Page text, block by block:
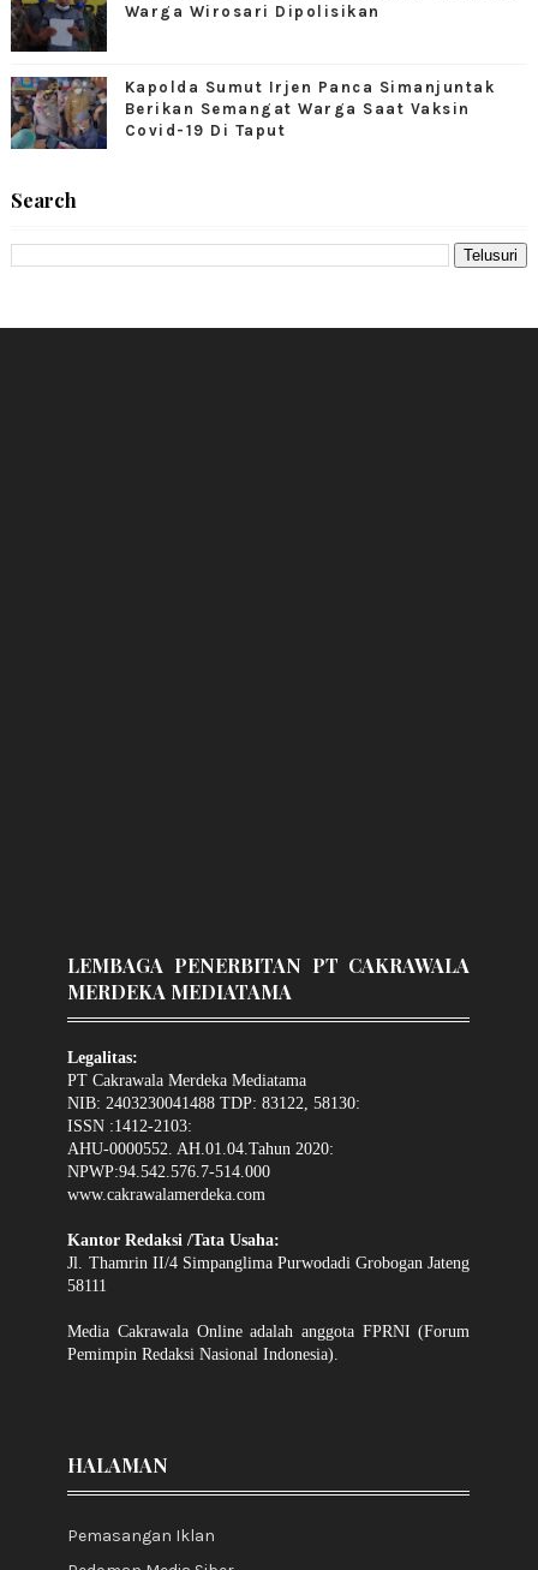
Warga Wirosari Dipolisikan
Kapolda Sumut Irjen Panca Simanjuntak
Berikan Semangat Warga Saat Vaksin
Covid-19 Di Taput
Search
LEMBAGA PENERBITAN PT CAKRAWALA
MERDEKA MEDIATAMA
Legalitas:
PT Cakrawala Merdeka Mediatama
NIB: 2403230041488 TDP: 83122, 58130:
ISSN :1412-2103:
AHU-0000552. AH.01.04.Tahun 2020:
NPWP:94.542.576.7-514.000
www.cakrawalamerdeka.com
Kantor Redaksi /Tata Usaha:
Jl. Thamrin II/4 Simpanglima Purwodadi Grobogan Jateng
58111
Media Cakrawala Online adalah anggota FPRNI (Forum
Pemimpin Redaksi Nasional Indonesia).
HALAMAN
Pemasangan Iklan